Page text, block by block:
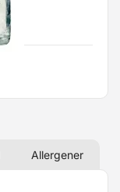
Allergener